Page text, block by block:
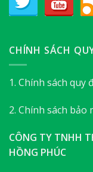
CHÍNH SÁCH
1. Chính sách quy
2. Chính sách
CÔNG TY TNHH
HỒNG PHÚC